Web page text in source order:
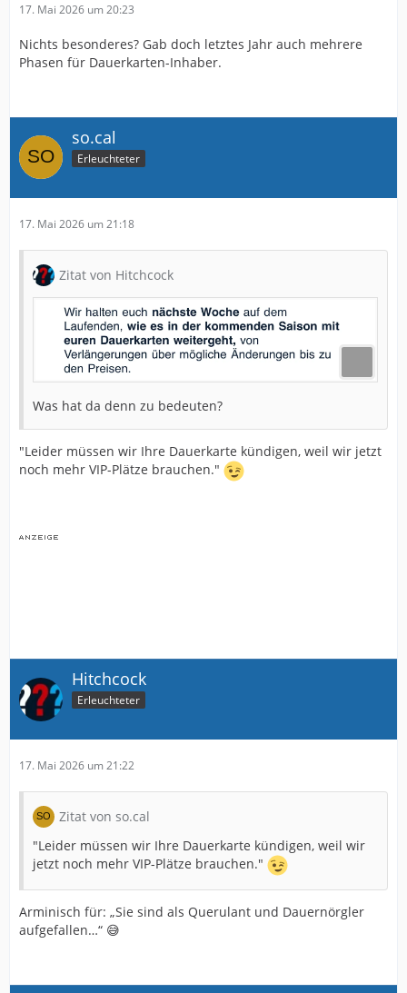
17. Mai 2026 um 20:23
Nichts besonderes? Gab doch letztes Jahr auch mehrere
Phasen für Dauerkarten-Inhaber.
so.cal
Erleuchteter
17. Mai 2026 um 21:18
Zitat von Hitchcock
Was hat da denn zu bedeuten?
"Leider müssen wir Ihre Dauerkarte kündigen, weil wir jetzt
noch mehr VIP-Plätze brauchen."
Hitchcock
Erleuchteter
17. Mai 2026 um 21:22
Zitat von so.cal
"Leider müssen wir Ihre Dauerkarte kündigen, weil wir
jetzt noch mehr VIP-Plätze brauchen."
Arminisch für: „Sie sind als Querulant und Dauernörgler
aufgefallen…“ 😅